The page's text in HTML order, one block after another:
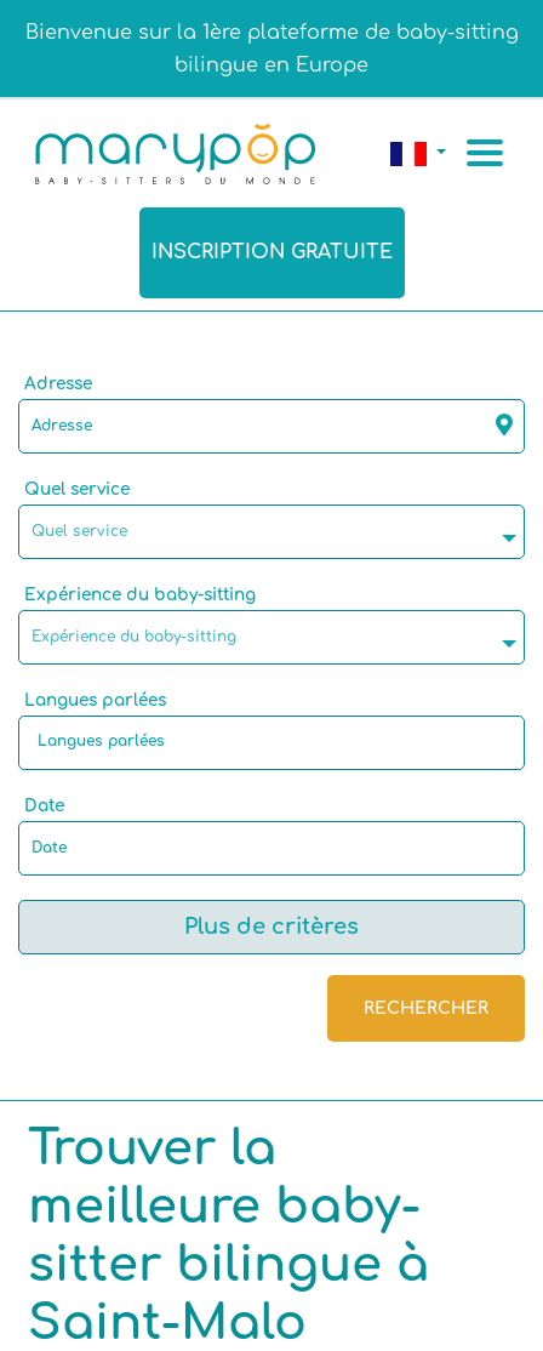
Bienvenue sur la 1ère plateforme de baby-sitting
bilingue en Europe
INSCRIPTION GRATUITE
Adresse
Quel service
Quel service
Expérience du baby-sitting
Expérience du baby-sitting
Langues parlées
Date
Plus de critères
Compétences
Centres d'intérêt
RECHERCHER
Trouver la
meilleure baby-
sitter bilingue à
Saint-Malo